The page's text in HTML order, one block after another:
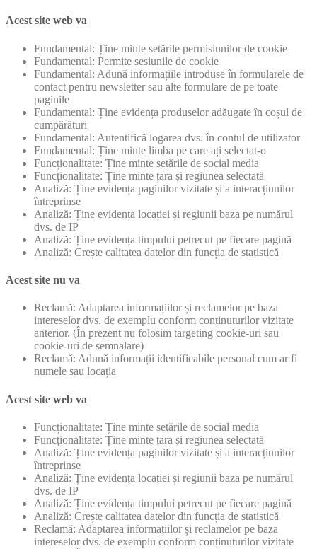
Acest site web va
Fundamental: Ține minte setările permisiunilor de cookie
Fundamental: Permite sesiunile de cookie
Fundamental: Adună informațiile introduse în formularele de
contact pentru newsletter sau alte formulare de pe toate
paginile
Fundamental: Ține evidența produselor adăugate în coșul de
cumpărături
Fundamental: Autentifică logarea dvs. în contul de utilizator
Fundamental: Ține minte limba pe care ați selectat-o
Funcționalitate: Ține minte setările de social media
Funcționalitate: Ține minte țara și regiunea selectată
Analiză: Ține evidența paginilor vizitate și a interacțiunilor
întreprinse
Analiză: Ține evidența locației și regiunii baza pe numărul
dvs. de IP
Analiză: Ține evidența timpului petrecut pe fiecare pagină
Analiză: Crește calitatea datelor din funcția de statistică
Acest site nu va
Reclamă: Adaptarea informațiilor și reclamelor pe baza
intereselor dvs. de exemplu conform conținuturilor vizitate
anterior. (În prezent nu folosim targeting cookie-uri sau
cookie-uri de semnalare)
Reclamă: Adună informații identificabile personal cum ar fi
numele sau locația
Acest site web va
Funcționalitate: Ține minte setările de social media
Funcționalitate: Ține minte țara și regiunea selectată
Analiză: Ține evidența paginilor vizitate și a interacțiunilor
întreprinse
Analiză: Ține evidența locației și regiunii baza pe numărul
dvs. de IP
Analiză: Ține evidența timpului petrecut pe fiecare pagină
Analiză: Crește calitatea datelor din funcția de statistică
Reclamă: Adaptarea informațiilor și reclamelor pe baza
intereselor dvs. de exemplu conform conținuturilor vizitate